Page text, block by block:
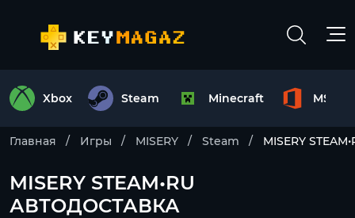
Xbox Steam Minecraft MS
Главная Игры MISERY Steam MISERY
MISERY STEAM•RU
АВТОДОСТАВКА